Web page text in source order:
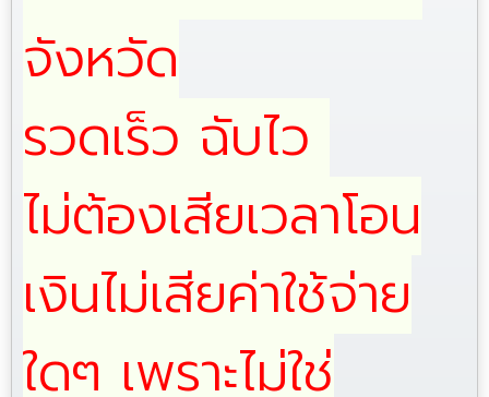
จังหวัด
รวดเร็ว ฉับไว
ไม่ต้องเสียเวลาโอน
เงินไม่เสียค่าใช้จ่าย
ใดๆ เพราะไม่ใช่